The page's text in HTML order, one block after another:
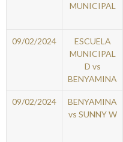
MUNICIPAL
09/02/2024
ESCUELA
MUNICIPAL
D vs
BENYAMINA
09/02/2024
BENYAMINA
vs SUNNY W